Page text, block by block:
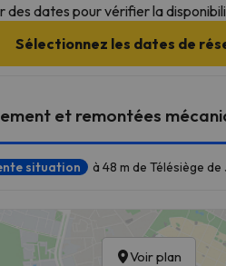
des dates pour vérifier la
Sélectionnez les dates de
et remontées
situation à 48 m de Télésiège
Voir plan